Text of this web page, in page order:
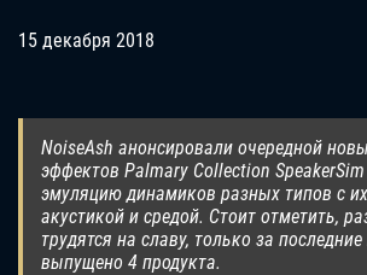
15 декабря 2018
NoiseAsh анонсировали очередной
эффектов Palmary Collection
эмуляцию динамиков разных типов с
акустикой и средой. Стоит отметить,
трудятся на славу, только за
выпущено 4 продукта.